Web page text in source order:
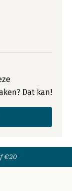
Dat kan!
€20